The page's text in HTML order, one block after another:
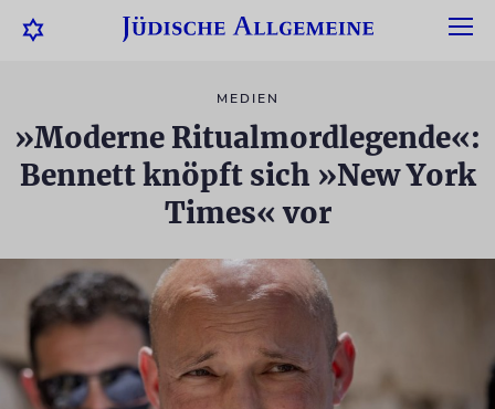
MEDIEN
»Moderne Ritualmordlegende«:
Bennett knöpft sich »New York
Times« vor